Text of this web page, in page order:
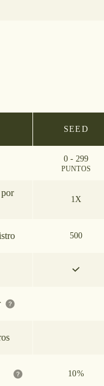
SEED
0 - 299
PUNTOS
por
1X
500
10%